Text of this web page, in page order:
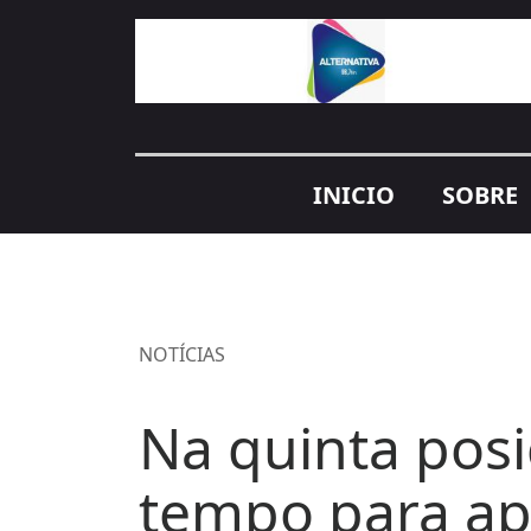
INICIO SOBRE
NOTÍCIAS
Na quinta
tempo para